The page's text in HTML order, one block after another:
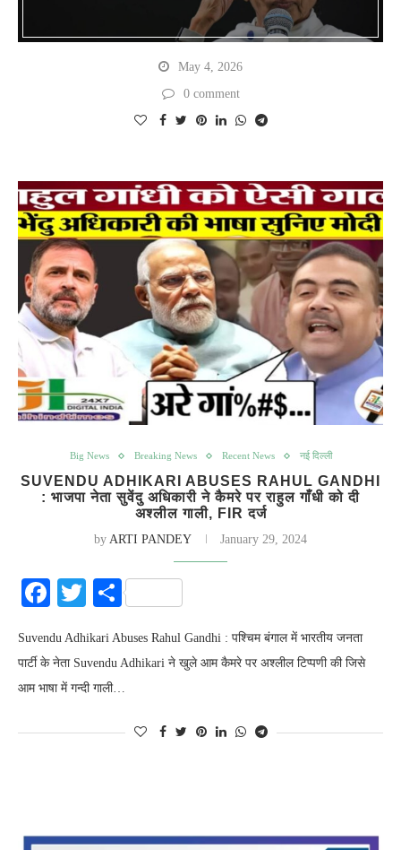
May 4, 2026
0 comment
Big News Breaking News Recent News नई दिल्ली
SUVENDU ADHIKARI ABUSES RAHUL GANDHI
: भाजपा नेता सुवेंदु अधिकारी ने कैमरे पर राहुल गाँधी को दी
अश्लील गाली, FIR दर्ज
by ARTI PANDEY January 29, 2024
Facebook
Twitter
Share
Suvendu Adhikari Abuses Rahul Gandhi : पश्चिम बंगाल में भारतीय जनता
पार्टी के नेता Suvendu Adhikari ने खुले आम कैमरे पर अश्लील टिप्पणी की जिसे
आम भाषा में गन्दी गाली…